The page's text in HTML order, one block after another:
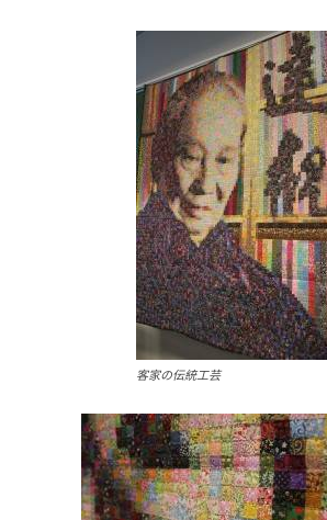
客家の伝統工芸